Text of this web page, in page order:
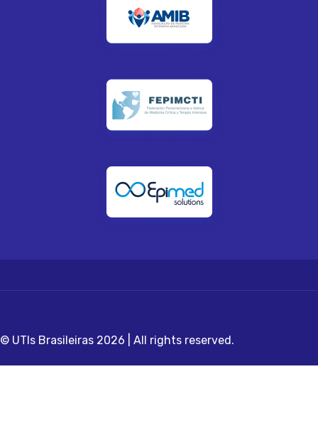
© UTIs Brasileiras 2026 | All rights reserved.